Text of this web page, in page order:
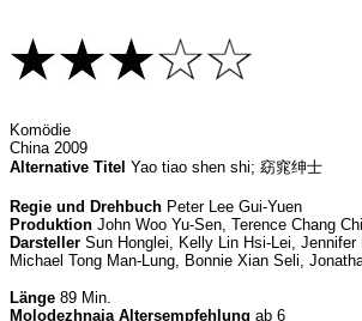
Komödie
China 2009
Alternative Titel Yao tiao shen shi; 窈窕绅士
Regie und Drehbuch Peter Lee Gui-Yuen
Produktion John Woo Yu-Sen, Terence Chang
Darsteller Sun Honglei, Kelly Lin Hsi-Lei, Jennifer
Michael Tong Man-Lung, Bonnie Xian Seli,
Länge 89 Min.
Molodezhnaja Altersempfehlung ab 6